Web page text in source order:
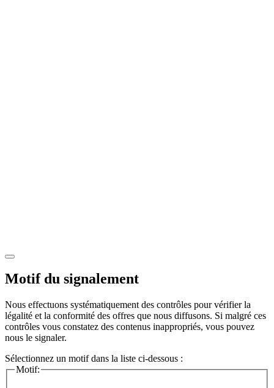
Motif du signalement
Nous effectuons systématiquement des contrôles pour vérifier la
légalité et la conformité des offres que nous diffusons. Si malgré ces
contrôles vous constatez des contenus inappropriés, vous pouvez
nous le signaler.
Sélectionnez un motif dans la liste ci-dessous :
Motif: